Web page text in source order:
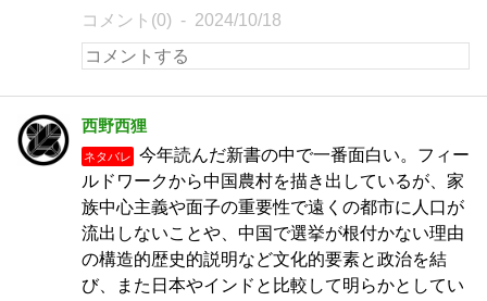
コメント(0) 2024/10/18
西野西狸
ネタバレ
今年読んだ新書の中で一番面白い。フィー
ルドワークから中国農村を描き出しているが、家
族中心主義や面子の重要性で遠くの都市に人口が
流出しないことや、中国で選挙が根付かない理由
の構造的歴史的説明など文化的要素と政治を結
び、また日本やインドと比較して明らかとしてい